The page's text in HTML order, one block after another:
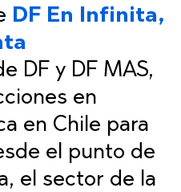
DF En Infinita,
DF y DF MAS,
en
en Chile para
el punto de
el sector de la